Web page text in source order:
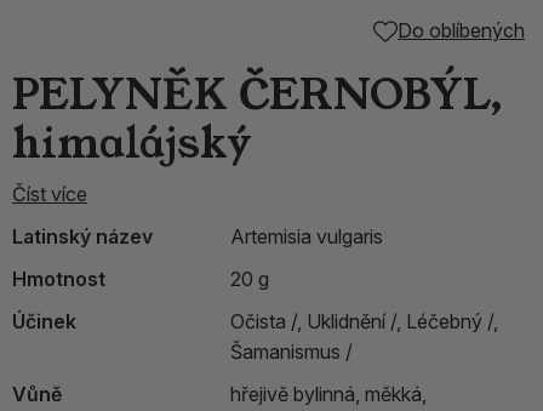
Do oblíbených
PELYNĚK ČERNOBÝL,
himalájský
Číst více
Latinský název
Artemisia vulgaris
Hmotnost
20 g
Účinek
Očista /, Uklidnění /, Léčebný /,
Šamanismus /
Vůně
hřejivě bylinná, měkká,